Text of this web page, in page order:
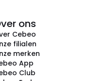
ons
Cebeo
filialen
merken
App
Club